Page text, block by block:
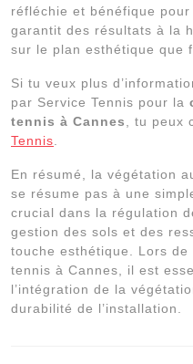
réfléchie et bénéfique
garantit des résultats à la
sur le plan esthétique que
Si tu veux plus
par Service Tennis pour la
tennis à Cannes
, tu peux
Tennis
En résumé, la végétation
se résume pas à une
crucial dans la régulation
gestion des sols et des
touche esthétique. Lors de
tennis à Cannes, il est
l’intégration de la
durabilité de l’installation.